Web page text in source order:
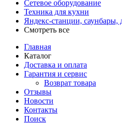
Сетевое оборудование
Техника для кухни
Яндекс-станции,
Смотреть все
Главная
Каталог
Доставка и оплата
Гарантия и сервис
Возврат товара
Отзывы
Новости
Контакты
Поиск